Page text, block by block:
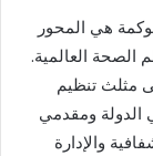
هي المحور
الصحة العالمية.
مثلث تنظيم
الدولة ومقدمي
والإدارة